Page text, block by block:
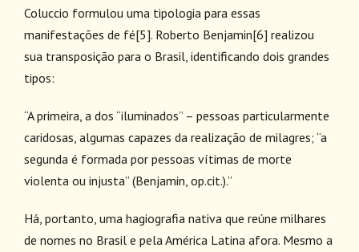
Coluccio formulou uma tipologia para essas
manifestações de fé[5]. Roberto Benjamin[6] realizou
sua transposição para o Brasil, identificando dois grandes
tipos:
“A primeira, a dos “iluminados” – pessoas particularmente
caridosas, algumas capazes da realização de milagres; “a
segunda é formada por pessoas vítimas de morte
violenta ou injusta” (Benjamin, op.cit.).”
Há, portanto, uma hagiografia nativa que reúne milhares
de nomes no Brasil e pela América Latina afora. Mesmo a